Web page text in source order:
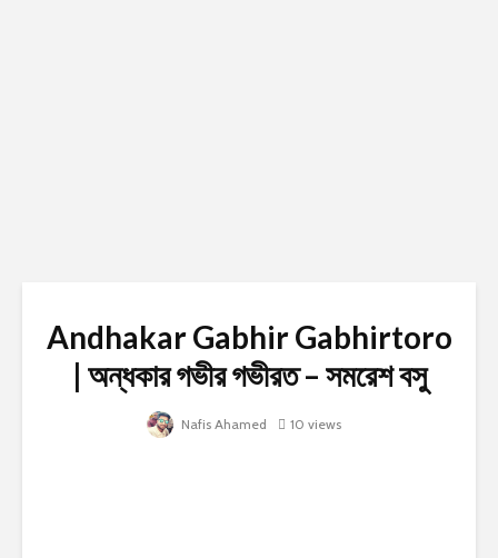
Andhakar Gabhir Gabhirtoro
| অন্ধকার গভীর গভীরত – সমরেশ বসু
Nafis Ahamed 10 views